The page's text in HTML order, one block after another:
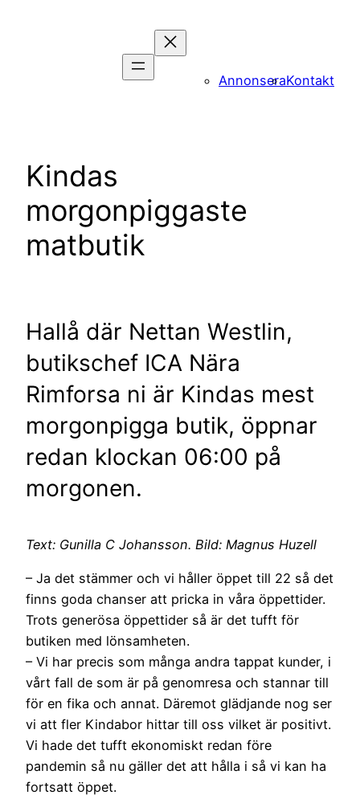
AnnonseraKontakt
Kindas
morgonpiggaste
matbutik
Hallå där Nettan Westlin,
butikschef ICA Nära
Rimforsa ni är Kindas mest
morgonpigga butik, öppnar
redan klockan 06:00 på
morgonen.
Text: Gunilla C Johansson. Bild: Magnus Huzell
– Ja det stämmer och vi håller öppet till 22 så det
finns goda chanser att pricka in våra öppettider.
Trots generösa öppettider så är det tufft för
butiken med lönsamheten.
– Vi har precis som många andra tappat kunder, i
vårt fall de som är på genomresa och stannar till
för en fika och annat. Däremot glädjande nog ser
vi att fler Kindabor hittar till oss vilket är positivt.
Vi hade det tufft ekonomiskt redan före
pandemin så nu gäller det att hålla i så vi kan ha
fortsatt öppet.